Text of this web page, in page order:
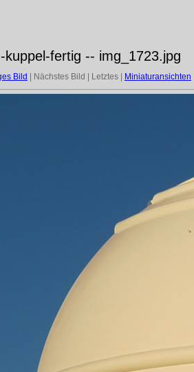
kuppel-fertig -- img_1723.jpg
Bild | Nächstes Bild | Letztes | Miniaturansichten